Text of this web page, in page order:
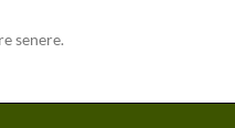
senere.